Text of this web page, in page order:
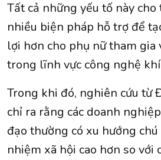
Tất cả những yếu tố này
nhiều biện pháp hỗ trợ để
lợi hơn cho phụ nữ tham gia
trong lĩnh vực công nghệ
Trong khi đó, nghiên cứu từ
chỉ ra rằng các doanh
đạo thường có xu hướng
nhiệm xã hội cao hơn so với